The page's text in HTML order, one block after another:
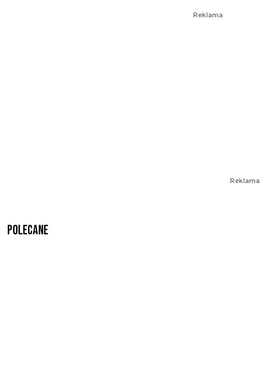
Reklama
Reklama
Polecane